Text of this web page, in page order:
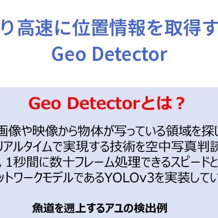
高速に位置情報を取得
Geo Detector